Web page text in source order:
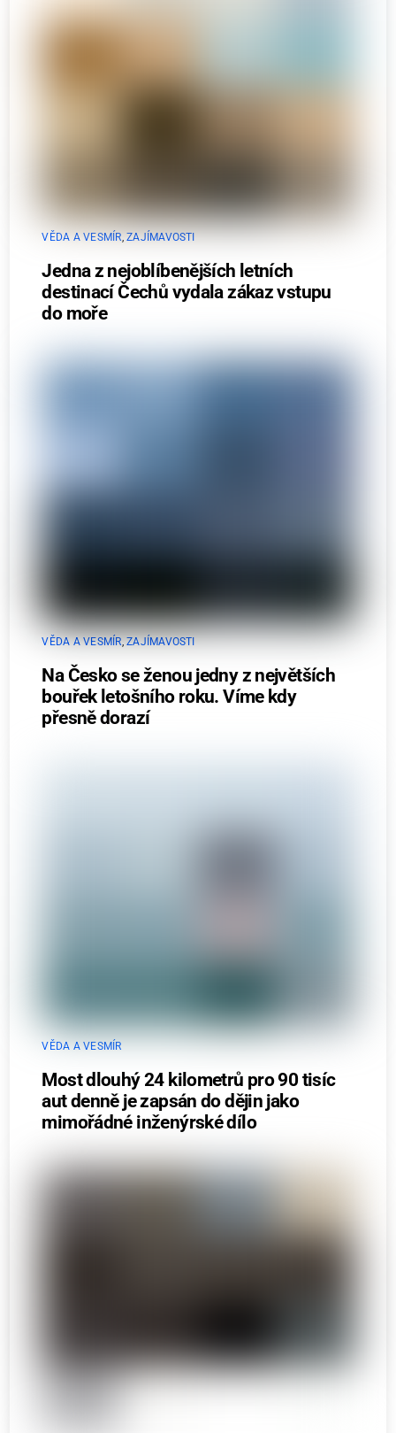
VĚDA A VESMÍR,ZAJÍMAVOSTI
Jedna z nejoblíbenějších letních
destinací Čechů vydala zákaz vstupu
do moře
VĚDA A VESMÍR ,ZAJÍMAVOSTI
Na Česko se ženou jedny z největších
bouřek letošního roku. Víme kdy
přesně dorazí
VĚDA A VESMÍR
Most dlouhý 24 kilometrů pro 90 tisíc
aut denně je zapsán do dějin jako
mimořádné inženýrské dílo